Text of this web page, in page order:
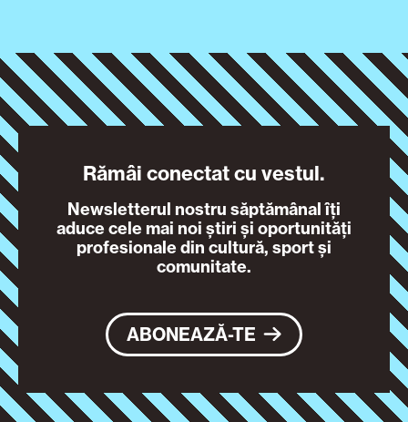
Rămâi conectat cu vestul.
Newsletterul nostru săptămânal îți
aduce cele mai noi știri și oportunități
profesionale din cultură, sport și
comunitate.
ABONEAZĂ-TE